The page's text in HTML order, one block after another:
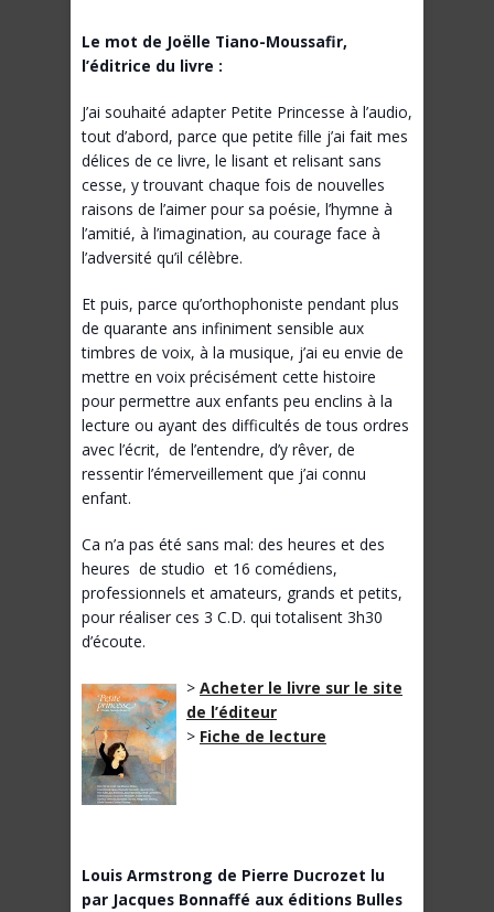
Le mot de Joëlle Tiano-Moussafir,
l’éditrice du livre :
J’ai souhaité adapter Petite Princesse à l’audio,
tout d’abord, parce que petite fille j’ai fait mes
délices de ce livre, le lisant et relisant sans
cesse, y trouvant chaque fois de nouvelles
raisons de l’aimer pour sa poésie, l’hymne à
l’amitié, à l’imagination, au courage face à
l’adversité qu’il célèbre.
Et puis, parce qu’orthophoniste pendant plus
de quarante ans infiniment sensible aux
timbres de voix, à la musique, j’ai eu envie de
mettre en voix précisément cette histoire
pour permettre aux enfants peu enclins à la
lecture ou ayant des difficultés de tous ordres
avec l’écrit, de l’entendre, d’y rêver, de
ressentir l’émerveillement que j’ai connu
enfant.
Ca n’a pas été sans mal: des heures et des
heures de studio et 16 comédiens,
professionnels et amateurs, grands et petits,
pour réaliser ces 3 C.D. qui totalisent 3h30
d’écoute.
>Acheter le livre sur le site
de l’éditeur
> Fiche de lecture
Louis Armstrong de Pierre Ducrozet lu
par Jacques Bonnaffé aux éditions Bulles